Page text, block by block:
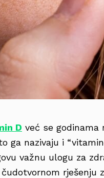
D već se godinama
ga nazivaju i
važnu ulogu za
rješenju